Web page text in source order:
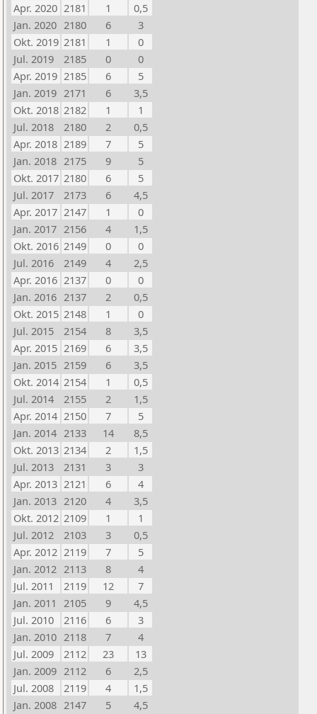
Apr. 2020 2181 1
0,5
Jan. 2020 2180 6
3
Okt. 2019 2181 1
0
Jul. 2019
2185 0
0
Apr. 2019 2185 6
5
Jan. 2019 2171 6
3,5
Okt. 2018 2182 1
1
Jul. 2018
2180 2
0,5
Apr. 2018 2189 7
5
Jan. 2018 2175 9
5
Okt. 2017 2180 6
5
Jul. 2017
2173 6
4,5
Apr. 2017 2147 1
0
Jan. 2017 2156 4
1,5
Okt. 2016 2149 0
0
Jul. 2016
2149 4
2,5
Apr. 2016 2137 0
0
Jan. 2016 2137 2
0,5
Okt. 2015 2148 1
0
Jul. 2015
2154 8
3,5
Apr. 2015 2169 6
3,5
Jan. 2015 2159 6
3,5
Okt. 2014 2154 1
0,5
Jul. 2014
2155 2
1,5
Apr. 2014 2150 7
5
Jan. 2014 2133 14
8,5
Okt. 2013 2134 2
1,5
Jul. 2013
2131 3
3
Apr. 2013 2121 6
4
Jan. 2013 2120 4
3,5
Okt. 2012 2109 1
1
Jul. 2012
2103 3
0,5
Apr. 2012 2119 7
5
Jan. 2012 2113 8
4
Jul. 2011
2119 12
7
Jan. 2011 2105 9
4,5
Jul. 2010
2116 6
3
Jan. 2010 2118 7
4
Jul. 2009
2112 23
13
Jan. 2009 2112 6
2,5
Jul. 2008
2119 4
1,5
Jan. 2008 2147 5
4,5